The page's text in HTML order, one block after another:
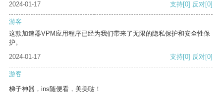
2024-01-17
支持[0] 反对[0]
游客
这款加速器VPM应用程序已经为我们带来了无限的隐私保护和安全性保
护。
2024-01-17
支持[0] 反对[0]
游客
梯子神器，ins随便看，美美哒！